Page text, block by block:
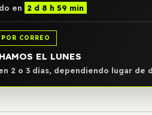
en 2 d 8 h 59 min
CORREO
EL LUNES
2 o 3 días, dependiendo lugar de